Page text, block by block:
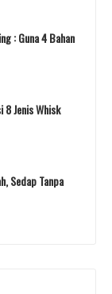
: Guna 4 Bahan
8 Jenis Whisk
Sedap Tanpa